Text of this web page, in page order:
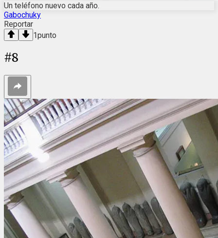
Un teléfono nuevo cada año.
Gabochuky
Reportar
1punto
#8